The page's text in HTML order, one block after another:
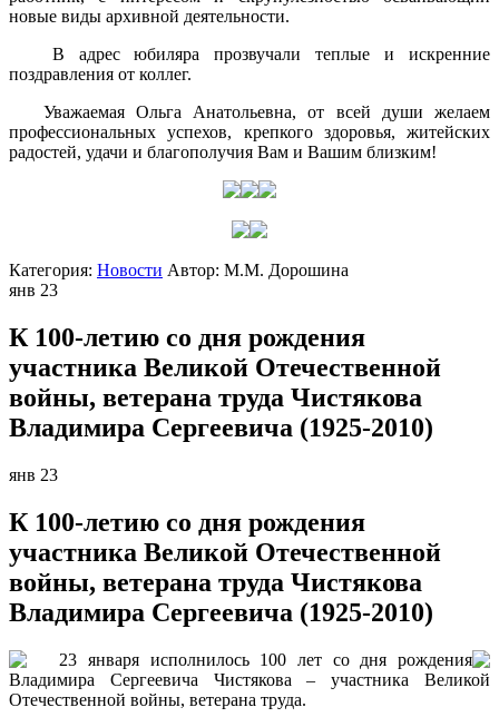
новые виды архивной деятельности.
В адрес юбиляра прозвучали теплые и искренние
поздравления от коллег.
Уважаемая Ольга Анатольевна, от всей души желаем
профессиональных успехов, крепкого здоровья, житейских
радостей, удачи и благополучия Вам и Вашим близким!
Категория: Новости Автор: М.М. Дорошина
янв 23
К 100-летию со дня рождения
участника Великой Отечественной
войны, ветерана труда Чистякова
Владимира Сергеевича (1925-2010)
янв 23
К 100-летию со дня рождения
участника Великой Отечественной
войны, ветерана труда Чистякова
Владимира Сергеевича (1925-2010)
23 января исполнилось 100 лет со дня рождения
Владимира Сергеевича Чистякова – участника Великой
Отечественной войны, ветерана труда.